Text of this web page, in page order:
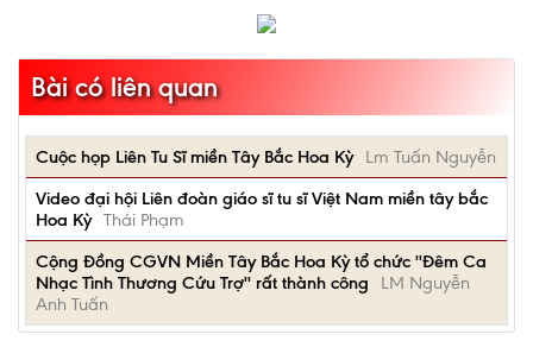
Bài có liên quan
Cuộc họp Liên Tu Sĩ miền Tây Bắc Hoa Kỳ
Lm Tuấn Nguyễn
Video đại hội Liên đoàn giáo sĩ tu sĩ Việt Nam miền tây bắc
Hoa Kỳ Thái Phạm
Cộng Đồng CGVN Miền Tây Bắc Hoa Kỳ tổ chức ''Đêm Ca
Nhạc Tình Thương Cứu Trợ'' rất thành công
LM Nguyễn
Anh Tuấn